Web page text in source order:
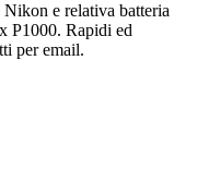
e relativa batteria
P1000. Rapidi ed
per email.